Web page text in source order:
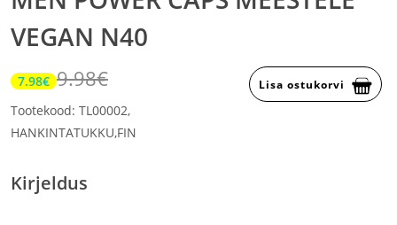
VEGAN N40
7.98€ 9.98€ Lisa ostukorvi
Tootekood: TL00002,
HANKINTATUKKU,FIN
Kirjeldus